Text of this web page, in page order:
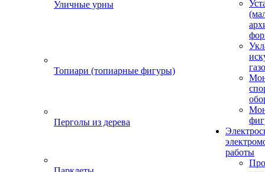
Уличные урны
Топиари (топиарные фигуры)
Перголы из дерева
работы